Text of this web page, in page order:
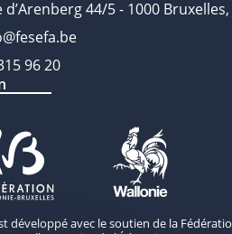
d’Arenberg 44/5 - 1000
96 20
développé avec le soutien de la